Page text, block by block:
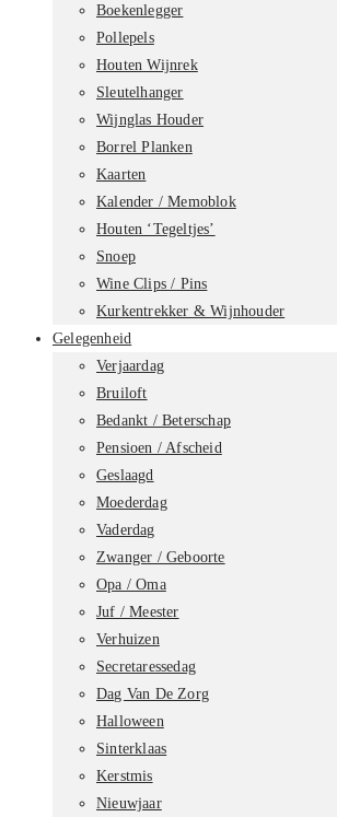
Boekenlegger
Pollepels
Houten Wijnrek
Sleutelhanger
Wijnglas Houder
Borrel Planken
Kaarten
Kalender / Memoblok
Houten ‘Tegeltjes’
Snoep
Wine Clips / Pins
Kurkentrekker & Wijnhouder
Gelegenheid
Verjaardag
Bruiloft
Bedankt / Beterschap
Pensioen / Afscheid
Geslaagd
Moederdag
Vaderdag
Zwanger / Geboorte
Opa / Oma
Juf / Meester
Verhuizen
Secretaressedag
Dag Van De Zorg
Halloween
Sinterklaas
Kerstmis
Nieuwjaar